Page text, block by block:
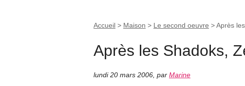
Accueil > Maison > Le second oeuvre >Après
Après les Shadoks,
lundi 20 mars 2006 par Marine